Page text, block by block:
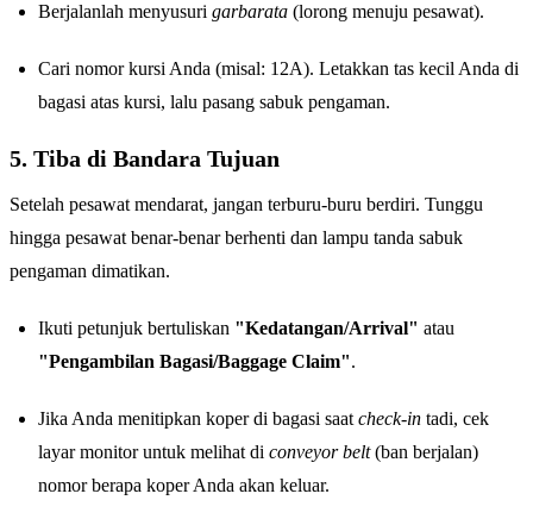
Berjalanlah menyusuri garbarata (lorong menuju pesawat).
Cari nomor kursi Anda (misal: 12A). Letakkan tas kecil Anda di
bagasi atas kursi, lalu pasang sabuk pengaman.
5. Tiba di Bandara Tujuan
Setelah pesawat mendarat, jangan terburu-buru berdiri. Tunggu
hingga pesawat benar-benar berhenti dan lampu tanda sabuk
pengaman dimatikan.
Ikuti petunjuk bertuliskan "Kedatangan/Arrival" atau
"Pengambilan Bagasi/Baggage Claim".
Jika Anda menitipkan koper di bagasi saat check-in tadi, cek
layar monitor untuk melihat di conveyor belt(ban berjalan)
nomor berapa koper Anda akan keluar.